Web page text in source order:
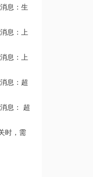
息：生
息：上
息：上
息：超
息： 超
时，需